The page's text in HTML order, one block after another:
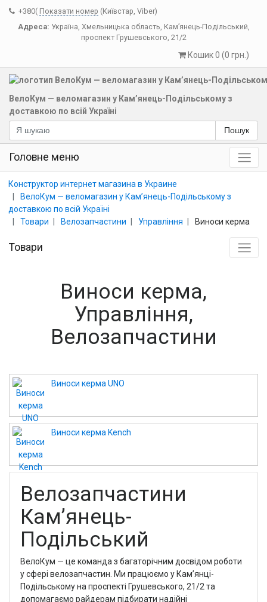
+380( Показати номер (Київстар, Viber)
Адреса: Україна, Хмельницька область, Кам’янець-Подільський,
проспект Грушевського, 21/2
Кошик 0 (0 грн.)
ВелоКум — веломагазин у Кам’янець-Подільському з
доставкою по всій Україні
Пошук
Головне меню
Конструктор интернет магазина в Украине
ВелоКум — веломагазин у Кам’янець-Подільському з
доставкою по всій Україні
Товари
Велозапчастини Управління Виноси керма
Товари
Виноси керма,
Управління,
Велозапчастини
Виноси керма UNO
Виноси керма Kench
Велозапчастини
Кам’янець-
Подільський
ВелоКум — це команда з багаторічним досвідом роботи
у сфері велозапчастин. Ми працюємо у Кам’янці-
Подільському на проспекті Грушевського, 21/2 та
допомагаємо райдерам підбирати надійні